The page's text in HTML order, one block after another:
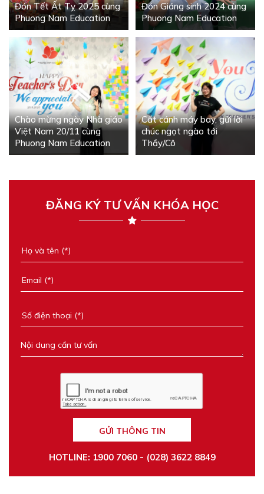
Đón Tết Ất Tỵ 2025 cùng
Phuong Nam Education
Đón Giáng sinh 2024 cùng
Phuong Nam Education
Chào mừng ngày Nhà giáo
Việt Nam 20/11 cùng
Phuong Nam Education
Cất cánh máy bay, gửi lời
chúc ngọt ngào tới
Thầy/Cô
ĐĂNG KÝ TƯ VẤN KHÓA HỌC
GỬI THÔNG TIN
HOTLINE: 1900 7060 - (028) 3622 8849